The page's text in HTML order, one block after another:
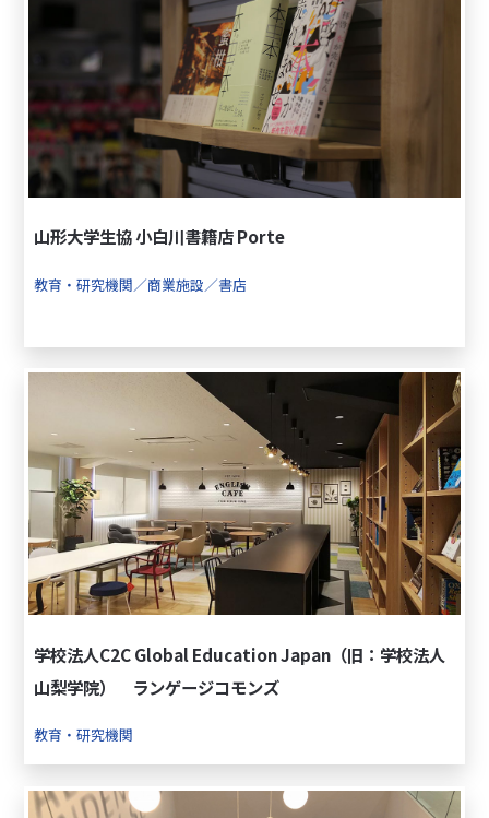
山形大学生協 小白川書籍店 Porte
教育・研究機関／商業施設／書店
学校法人C2C Global Education Japan（旧：学校法人
山梨学院） ランゲージコモンズ
教育・研究機関